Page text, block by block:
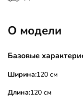
О модели
Базовые
Ширина:120 см
Длина:120 см